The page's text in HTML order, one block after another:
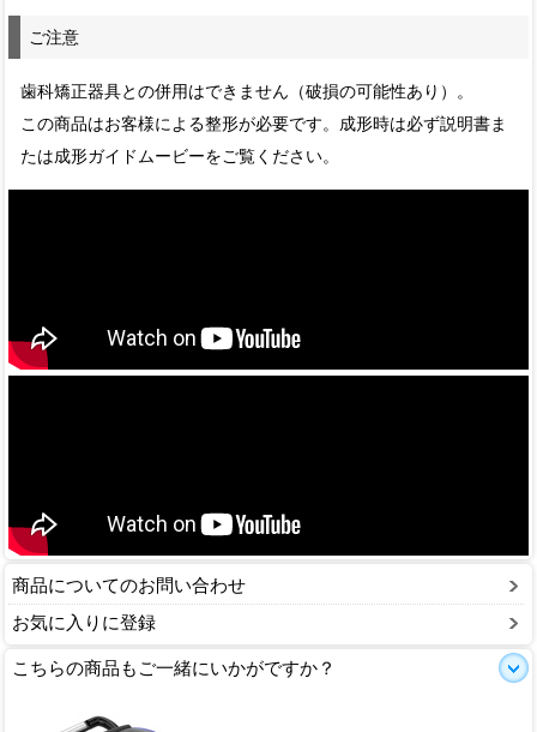
ご注意
歯科矯正器具との併用はできません（破損の可能性あり）。
この商品はお客様による整形が必要です。成形時は必ず説明書ま
たは成形ガイドムービーをご覧ください。
商品についてのお問い合わせ
お気に入りに登録
こちらの商品もご一緒にいかがですか？